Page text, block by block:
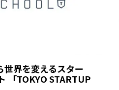
界を変えるスター
「TOKYO STARTUP